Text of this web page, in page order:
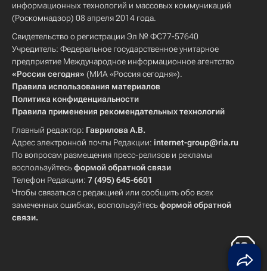
информационных технологий и массовых коммуникаций
(Роскомнадзор) 08 апреля 2014 года.
Свидетельство о регистрации Эл № ФС77-57640
Учредитель: Федеральное государственное унитарное
предприятие Международное информационное агентство
«Россия сегодня» (МИА «Россия сегодня»).
Правила использования материалов
Политика конфиденциальности
Правила применения рекомендательных технологий
Главный редактор: Гаврилова А.В.
Адрес электронной почты Редакции: internet-group@ria.ru
По вопросам размещения пресс-релизов и рекламы
воспользуйтесьформой обратной связи
Телефон Редакции: 7 (495) 645-6601
Чтобы связаться с редакцией или сообщить обо всех
замеченных ошибках, воспользуйтесьформой обратной
связи.